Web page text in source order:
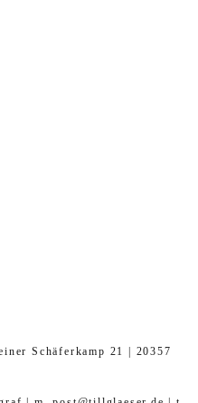
Schäferkamp 21 | 20357